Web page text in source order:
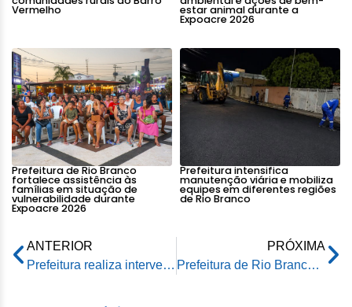
Vermelho estar animal durante a
Expoacre 2026
Prefeitura de Rio Branco
fortalece assistência às
famílias em situação de
vulnerabilidade durante
Expoacre 2026
Prefeitura intensifica
manutenção viária e mobiliza
equipes em diferentes regiões
de Rio Branco
ANTERIOR
Prefeitura realiza intervenção na rede de água para reduzir vandalismos e vazamentos
PRÓXIMA
Prefeitura de Rio Branco recebe do Incra área urbana para regularização fundiária